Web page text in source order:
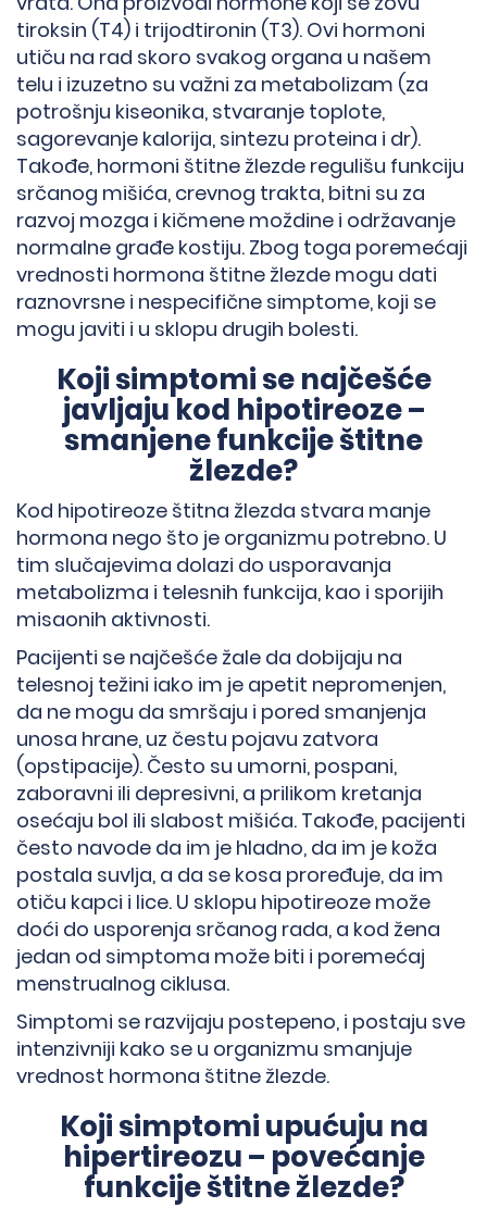
tiroksin (T4) i trijodtironin (T3). Ovi hormoni
utiču na rad skoro svakog organa u našem
telu i izuzetno su važni za metabolizam (za
potrošnju kiseonika, stvaranje toplote,
sagorevanje kalorija, sintezu proteina i dr).
Takođe, hormoni štitne žlezde regulišu funkciju
srčanog mišića, crevnog trakta, bitni su za
razvoj mozga i kičmene moždine i održavanje
normalne građe kostiju. Zbog toga poremećaji
vrednosti hormona štitne žlezde mogu dati
raznovrsne i nespecifične simptome, koji se
mogu javiti i u sklopu drugih bolesti.
Koji simptomi se najčešće
javljaju kod hipotireoze –
smanjene funkcije štitne
žlezde?
Kod hipotireoze štitna žlezda stvara manje
hormona nego što je organizmu potrebno. U
tim slučajevima dolazi do usporavanja
metabolizma i telesnih funkcija, kao i sporijih
misaonih aktivnosti.
Pacijenti se najčešće žale da dobijaju na
telesnoj težini iako im je apetit nepromenjen,
da ne mogu da smršaju i pored smanjenja
unosa hrane, uz čestu pojavu zatvora
(opstipacije). Često su umorni, pospani,
zaboravni ili depresivni, a prilikom kretanja
osećaju bol ili slabost mišića. Takođe, pacijenti
često navode da im je hladno, da im je koža
postala suvlja, a da se kosa proređuje, da im
otiču kapci i lice. U sklopu hipotireoze može
doći do usporenja srčanog rada, a kod žena
jedan od simptoma može biti i poremećaj
menstrualnog ciklusa.
Simptomi se razvijaju postepeno, i postaju sve
intenzivniji kako se u organizmu smanjuje
vrednost hormona štitne žlezde.
Koji simptomi upućuju na
hipertireozu – povećanje
funkcije štitne žlezde?